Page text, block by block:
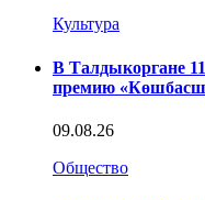
Культура
В Талдыкоргане
премию
09.08.26
Общество